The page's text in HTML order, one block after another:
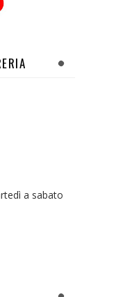
a sabato